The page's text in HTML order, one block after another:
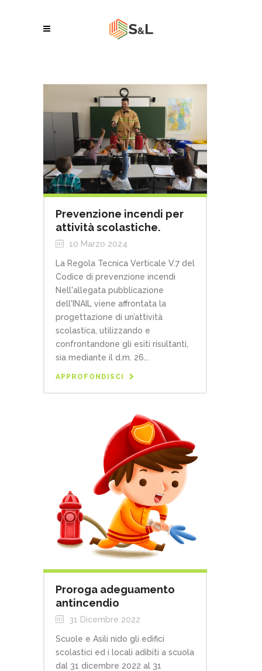
Prevenzione incendi per
attività scolastiche.
10 Marzo 2024
La Regola Tecnica Verticale V.7 del
Codice di prevenzione incendi
Nell'allegata pubblicazione
dell'INAIL viene affrontata la
progettazione di un’attività
scolastica, utilizzando e
confrontandone gli esiti risultanti,
sia mediante il d.m. 26...
APPROFONDISCI
Proroga adeguamento
antincendio
31 Dicembre 2022
Scuole e Asili nido gli edifici
scolastici ed i locali adibiti a scuola
dal 31 dicembre 2022 al 31